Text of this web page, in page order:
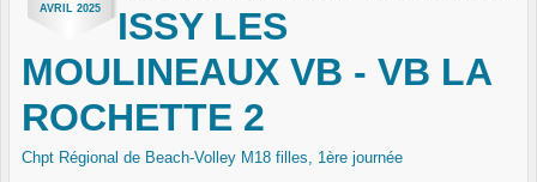
AVRIL 2025
ISSY LES
MOULINEAUX VB - VB LA
ROCHETTE 2
Chpt Régional de Beach-Volley M18 filles, 1ère journée